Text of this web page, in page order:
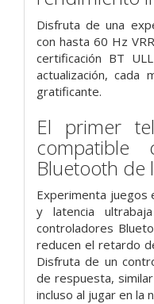
Disfruta de una
con hasta 60 Hz
certificación BT
actualización, cada
gratificante.
El primer
compatible
Bluetooth de
Experimenta juegos
y latencia
controladores
reducen el retardo
Disfruta de un
de respuesta,
incluso al jugar en la